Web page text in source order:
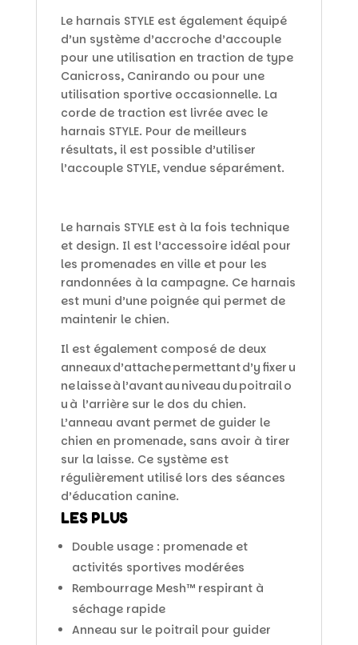
Le harnais STYLE est également équipé
d’un système d’accroche d’accouple
pour une utilisation en traction de type
Canicross, Canirando ou pour une
utilisation sportive occasionnelle. La
corde de traction est livrée avec le
harnais STYLE. Pour de meilleurs
résultats, il est possible d’utiliser
l’accouple STYLE, vendue séparément.
Le harnais STYLE est à la fois technique
et design. Il est l’accessoire idéal pour
les promenades en ville et pour les
randonnées à la campagne. Ce harnais
est muni d’une poignée qui permet de
maintenir le chien.
Il est également composé de deux
anneaux d’attache permettant d’y fixer u
ne laisse à l’avant au niveau du poitrail o
u à l’arrière sur le dos du chien.
L’anneau avant permet de guider le
chien en promenade, sans avoir à tirer
sur la laisse. Ce système est
régulièrement utilisé lors des séances
d’éducation canine.
LES PLUS
Double usage : promenade et
activités sportives modérées
Rembourrage Mesh™ respirant à
séchage rapide
Anneau sur le poitrail pour guider